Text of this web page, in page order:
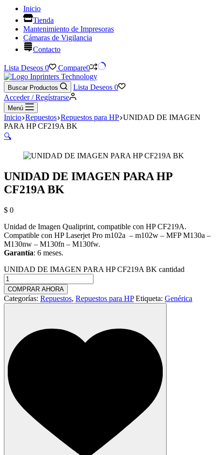
Inicio
Tienda
Mantenimiento de Impresoras
Cámaras de Vigilancia
Contacto
Lista Deseos 0 Compare0
Buscar Productos Lista Deseos 0
Acceder / Regístrarse
Menú
Inicio Repuestos Repuestos para HP UNIDAD DE IMAGEN
PARA HP CF219A BK
🔍
UNIDAD DE IMAGEN PARA HP
CF219A BK
$ 0
Unidad de Imagen Qualiprint, compatible con HP CF219A.
Compatible con HP Laserjet Pro m102a – m102w – MFP M130a –
M130nw – M130fn – M130fw.
Garantía: 6 meses.
UNIDAD DE IMAGEN PARA HP CF219A BK cantidad
COMPRAR AHORA
Categorías: Repuestos, Repuestos para HP Etiqueta: Genérica